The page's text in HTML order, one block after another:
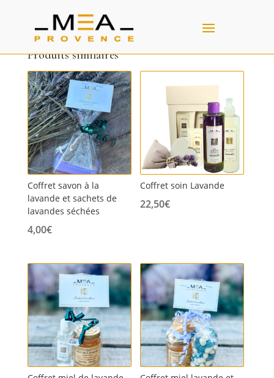
Produits similaires
Coffret savon à la
lavande et sachets de
lavandes séchées
4,00€
Coffret soin Lavande
22,50€